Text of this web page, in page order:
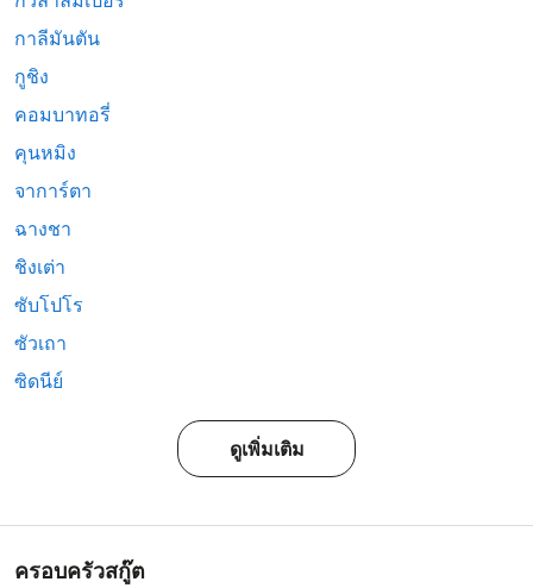
กาลีมันตัน
กูชิง
คอมบาทอรี่
คุนหมิง
จาการ์ตา
ฉางชา
ชิงเต่า
ซับโปโร
ซัวเถา
ซิดนีย์
ดูเพิ่มเติม
ครอบครัวสกู๊ต